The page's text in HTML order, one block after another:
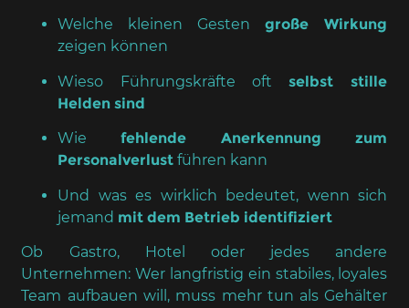
Welche kleinen Gestengroße Wirkung
zeigen können
Wieso Führungskräfte oftselbst stille
Helden sind
Wiefehlende Anerkennung zum
Personalverlust führen kann
Und was es wirklich bedeutet, wenn sich
jemand mit dem Betrieb identifiziert
Ob Gastro, Hotel oder jedes andere
Unternehmen: Wer langfristig ein stabiles, loyales
Team aufbauen will, muss mehr tun als Gehälter